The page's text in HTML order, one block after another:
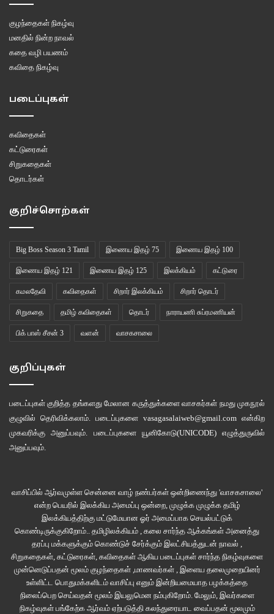
குழந்தைகள் நிகழ்வு
மனதில் நின்ற நாவல்
கதை வழி பயணம்
கவிதை நிகழ்வு
படைப்புகள்
கவிதைகள்
கட்டுரைகள்
சிறுகதைகள்
தொடர்கள்
குறிச்சொற்கள்
Big Boss Season 3 Tamil இணைய இதழ் 75 இணைய இதழ் 100
இணைய இதழ் 121 இணைய இதழ் 125 இலக்கியம் கட்டுரை
கமலதேவி கவிதைகள் சிறார் இலக்கியம் சிறார் தொடர்
சிறுகதை தமிழ் கவிதைகள் தொடர் நாராயணி சுப்ரமணியன்
பிக் பாஸ் சீசன் 3 வளன் வாசகசாலை
குறிப்புகள்
படைப்புகள் குறித்த தங்களது மேலான கருத்துக்களை வாசகர்கள் நமது முகநூல்
குழுவில் தெரிவிக்கலாம். படைப்புகளை vasagasalaiweb@gmail.com என்கிற
முகவரிக்கு அனுப்பவும். படைப்புகளை யூனிகோடு(UNICODE)எழுத்துருவில்
அனுப்பவும்.
வாசிப்பில் ஆர்வமுள்ள சென்னை வாழ் நண்பர்கள் ஒன்றிணைந்து 'வாசகசாலை'
என்ற பெயரில் இலக்கிய அமைப்பு ஒன்றை, முழுக்க முழுக்க தமிழ்
இலக்கியத்திற்கு மட்டுமேயான ஓர் அமைப்பாக செயல்பட்டுக்
கொண்டிருக்குகிறோம்.. தமிழிலக்கியம் , கலை சார்ந்த ஆக்கங்கள் அனைத்து
தரப்பு மக்களுக்கும் கொண்டுச் சேர்க்கும் இலட்சியத்துடன் நாவல் ,
சிறுகதைகள், கட்டுரைகள், கவிதைகள் ஆகிய படைப்புகள் சார்ந்த நிகழ்வுகளை
முன்னெடுப்பதன் மூலம் குழந்தைகள் ,மாணவர்கள் , இளைய தலைமுறையினர்
உள்ளிட்ட பொதுமக்களிடம் வாசிப்பு எனும் இன்றியமையாத பழக்கத்தை
நிலைப்பெற செய்வதன் மூலம் இயலுமென நம்புகிறோம். மேலும், இவர்களை
நிகழ்வுகள் பங்கேற்க ஆர்வம் ஏற்படுத்தி கலந்துரையாட வைப்பதன் மூலமும்